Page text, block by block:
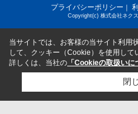
プライバシーポリシー ｜
Copyright(c) 株式会社ネク
当サイトでは、お客様の当サイト利用
して、クッキー（Cookie）を使用して
詳しくは、当社の 「Cookieの取扱いに
閉